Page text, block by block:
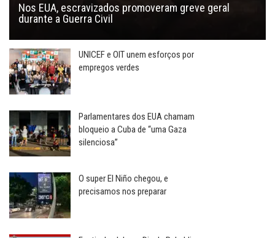
Nos EUA, escravizados promoveram greve geral
durante a Guerra Civil
UNICEF e OIT unem esforços por
empregos verdes
Parlamentares dos EUA chamam
bloqueio a Cuba de “uma Gaza
silenciosa”
O super El Niño chegou, e
precisamos nos preparar